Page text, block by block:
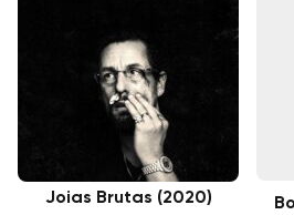
Joias Brutas (2020)